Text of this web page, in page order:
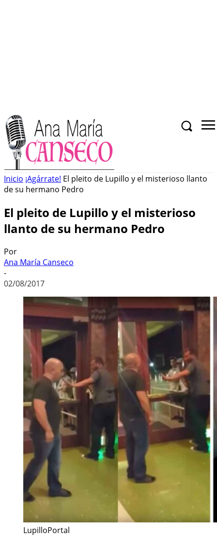
Inicio ¡Agárrate! El pleito de Lupillo y el misterioso llanto
de su hermano Pedro
El pleito de Lupillo y el misterioso
llanto de su hermano Pedro
Por
Ana María Canseco
-
02/08/2017
LupilloPortal